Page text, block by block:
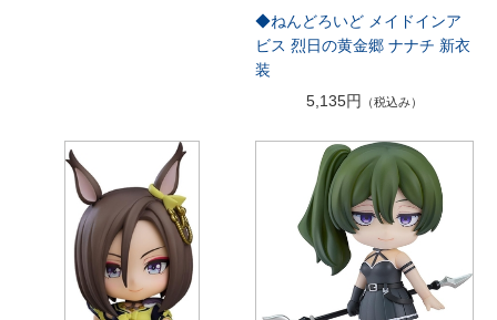
◆ねんどろいど メイドインア
ビス 烈日の黄金郷 ナナチ 新衣
装
5,135円
（税込み）